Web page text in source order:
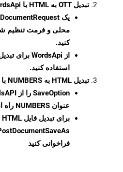
تبدیل OTT به HTML با WordsApi
یک
کنید.
استفاده کنید.
تبدیل HTML به NUMBERS با CellsApi
SaveOption
عنوان NUMBERS راه اندازی کنید
برای تبدیل فایل HTML به فرمت
فراخوانی کنید